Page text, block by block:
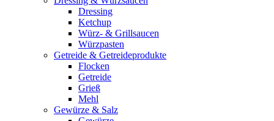
Dressing
Ketchup
Würz- & Grillsaucen
Würzpasten
Getreide & Getreideprodukte
Flocken
Getreide
Grieß
Mehl
Gewürze & Salz